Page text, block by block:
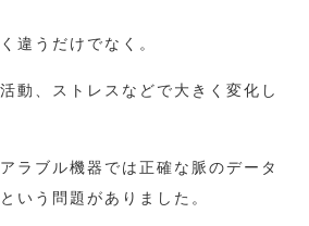
違うだけでなく。
動、ストレスなどで大きく変化し
ラブル機器では正確な脈のデータ
いう問題がありました。